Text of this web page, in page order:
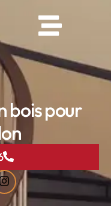
bois pour